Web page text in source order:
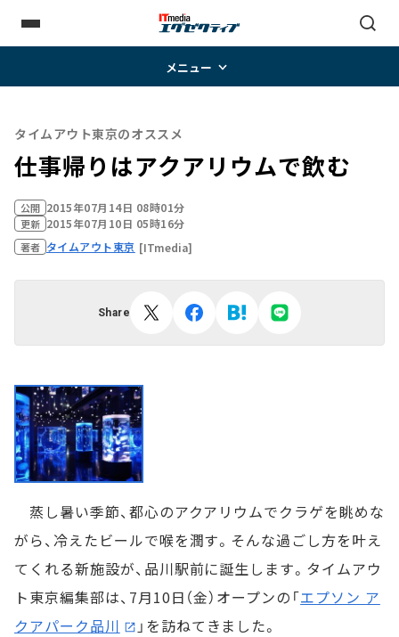
メニュー
タイムアウト東京のオススメ
仕事帰りはアクアリウムで飲む
公開 2015年07月14日 08時01分
更新 2015年07月10日 05時16分
著者 タイムアウト東京 [ITmedia]
Share
蒸し暑い季節、都心のアクアリウムでクラゲを眺めな
がら、冷えたビールで喉を潤す。そんな過ごし方を叶え
てくれる新施設が、品川駅前に誕生します。タイムアウ
ト東京編集部は、7月10日（金）オープンの「エプソン ア
クアパーク品川
」を訪ねてきました。